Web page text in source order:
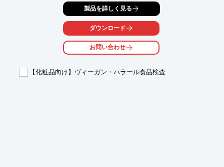
の食物アレルゲン一斉検査は、化粧品原料や製品に含まれるアレ
ルゲン成分の含有有無を網羅的に確認し、安全性の確保をサポー
【活用シーン】
・化粧品原料の受け入れ検査
・アレルギー表示の根拠確認
製品を詳しく見る
ダウンロード
お問い合わせ
【化粧品向け】ヴィーガン・ハラール食品検査